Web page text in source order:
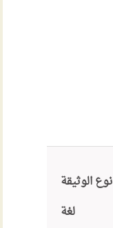
نوع الوثيقة
لغة